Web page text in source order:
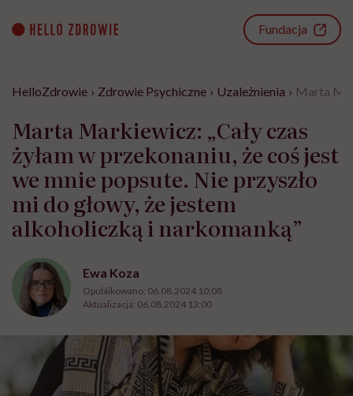
content
Fundacja
HelloZdrowie › Zdrowie Psychiczne › Uzależnienia › Marta
Marta Markiewicz: „Cały czas
żyłam w przekonaniu, że coś jest
we mnie popsute. Nie przyszło
mi do głowy, że jestem
alkoholiczką i narkomanką”
Ewa Koza
Opublikowano: 06.08.2024 10:08
Aktualizacja: 06.08.2024 13:00